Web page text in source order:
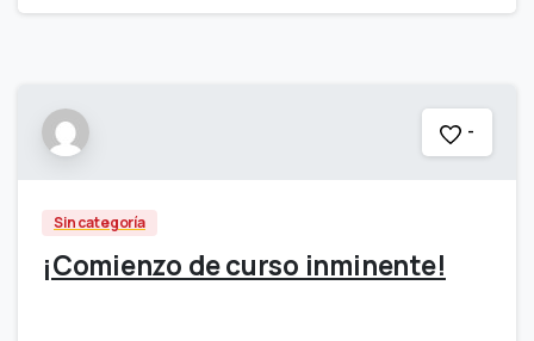
-
Sin categoría
¡Comienzo de curso inminente!